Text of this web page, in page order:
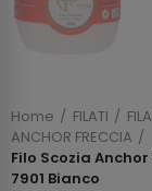
Home FILATI
ANCHOR FRECCIA
Filo Scozia
7901 Bianco